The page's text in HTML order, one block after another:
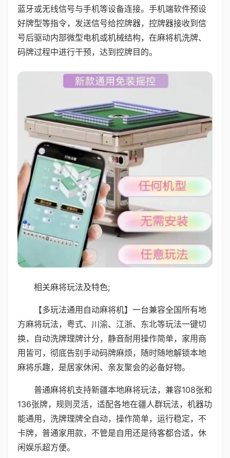
蓝牙或无线信号与手机等设备连接。手机端软件预设
好牌型等指令，发送信号给控牌器，控牌器接收到信
号后驱动内部微型电机或机械结构，在麻将机洗牌、
码牌过程中进行干预，达到控牌目的。
相关麻将玩法及特色;
【多玩法通用自动麻将机】一台兼容全国所有地
方麻将玩法，粤式、川渝、江浙、东北等玩法一键切
换，自动洗牌理牌计分，静音耐用操作简单，家用商
用皆可，彻底告别手动码牌麻烦，随时随地解锁本地
麻将乐趣，是居家休闲、亲友聚会的必备好物。
普通麻将机支持新疆本地麻将玩法，兼容108张和
136张牌，规则灵活，适配各地在疆人群玩法，机器功
能通用，洗牌理牌全自动，操作简单，运行稳定，不
卡牌，普通家用款，不管是自用还是待客都合适，休
闲娱乐超方便。